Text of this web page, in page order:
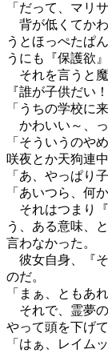
「だって、マリ
背が低くてか
うとほっぺたぱ
うにも『保護欲
それを言うと
『誰が子供だい
「うちの学校に
かわいい～、っ
「そういうのや
咲夜とか天狗連
「あ、やっぱり
「あいつら、何
それはつまり
う、ある意味、
言わなかった。
彼女自身、『
のだ。
「まぁ、ともあれ
それで、霊夢
やって頭を下げて
「はぁ、レイム